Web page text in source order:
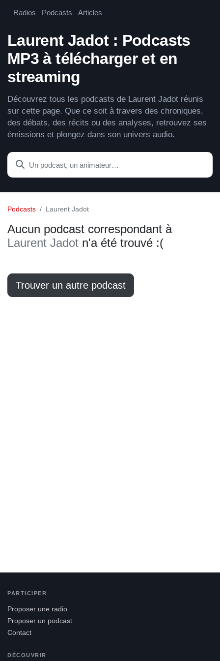
Radios Podcasts Articles
Laurent Jadot : Podcasts
MP3 à télécharger et en
streaming
Découvrez tous les podcasts de Laurent Jadot réunis
sur cette page. Que ce soit à travers des chroniques,
des débats, des récits ou des analyses, retrouvez ses
émissions et plongez dans son univers audio.
Podcasts Laurent Jadot
Aucun podcast correspondant à
Laurent Jadot n'a été trouvé :(
Trouver un autre podcast
PARTICIPER
Proposer une radio
Proposer un podcast
Contact
DÉCOUVRIR